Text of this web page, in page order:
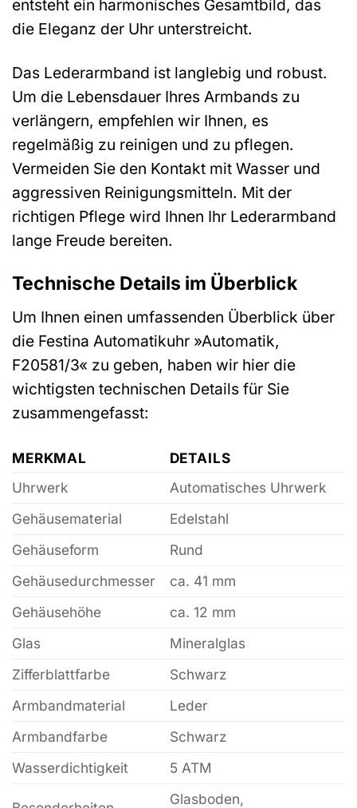
entsteht ein harmonisches Gesamtbild, das
die Eleganz der Uhr unterstreicht.
Das Lederarmband ist langlebig und robust.
Um die Lebensdauer Ihres Armbands zu
verlängern, empfehlen wir Ihnen, es
regelmäßig zu reinigen und zu pflegen.
Vermeiden Sie den Kontakt mit Wasser und
aggressiven Reinigungsmitteln. Mit der
richtigen Pflege wird Ihnen Ihr Lederarmband
lange Freude bereiten.
Technische Details im Überblick
Um Ihnen einen umfassenden Überblick über
die Festina Automatikuhr »Automatik,
F20581/3« zu geben, haben wir hier die
wichtigsten technischen Details für Sie
zusammengefasst:
MERKMAL
DETAILS
Uhrwerk
Automatisches Uhrwerk
Gehäusematerial
Edelstahl
Gehäuseform
Rund
Gehäusedurchmesser
ca. 41 mm
Gehäusehöhe
ca. 12 mm
Glas
Mineralglas
Zifferblattfarbe
Schwarz
Armbandmaterial
Leder
Armbandfarbe
Schwarz
Wasserdichtigkeit
5 ATM
Glasboden,